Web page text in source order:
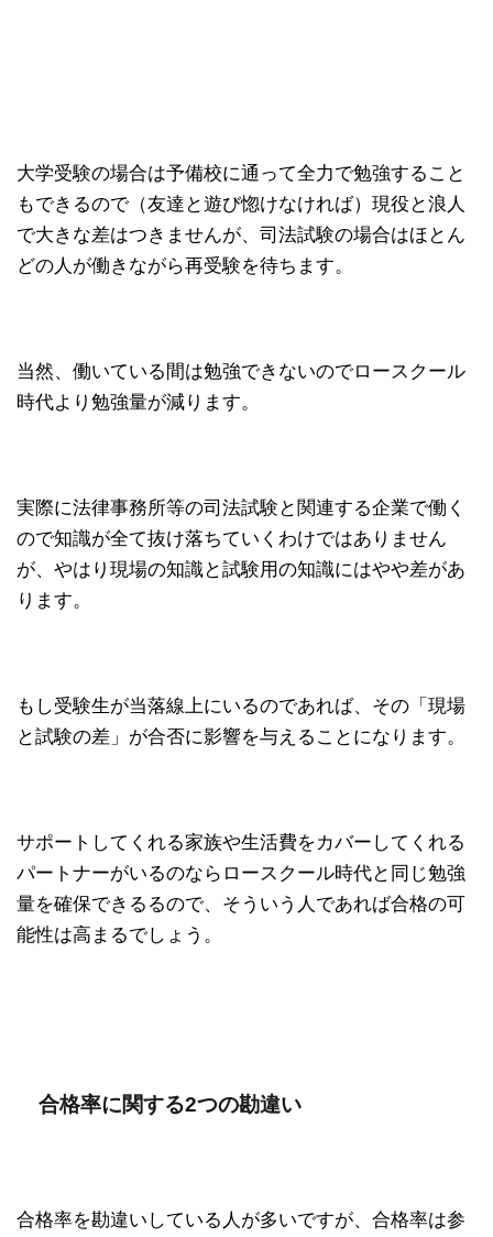
大学受験の場合は予備校に通って全力で勉強すること
もできるので（友達と遊び惚けなければ）現役と浪人
で大きな差はつきませんが、司法試験の場合はほとん
どの人が働きながら再受験を待ちます。
当然、働いている間は勉強できないのでロースクール
時代より勉強量が減ります。
実際に法律事務所等の司法試験と関連する企業で働く
ので知識が全て抜け落ちていくわけではありません
が、やはり現場の知識と試験用の知識にはやや差があ
ります。
もし受験生が当落線上にいるのであれば、その「現場
と試験の差」が合否に影響を与えることになります。
サポートしてくれる家族や生活費をカバーしてくれる
パートナーがいるのならロースクール時代と同じ勉強
量を確保できるるので、そういう人であれば合格の可
能性は高まるでしょう。
合格率に関する2つの勘違い
合格率を勘違いしている人が多いですが、合格率は参